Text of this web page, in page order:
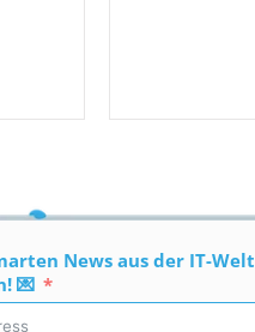
News aus der IT-Welt
💌